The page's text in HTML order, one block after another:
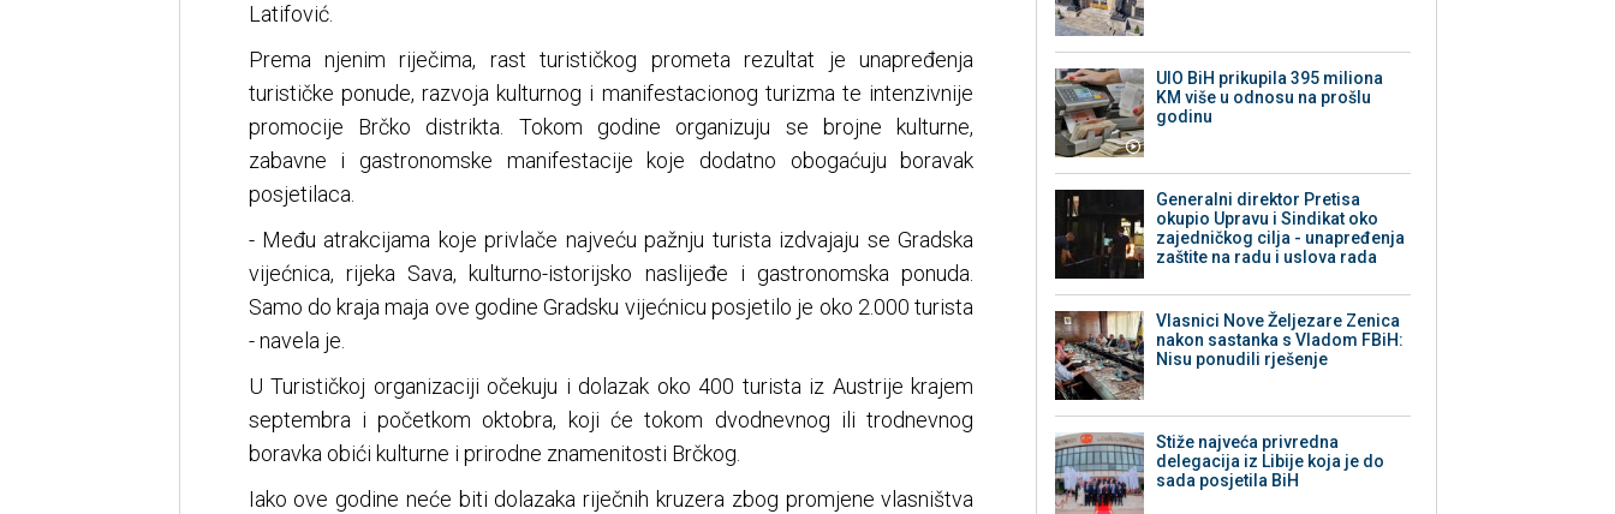
Latifović.
Prema njenim riječima, rast turističkog prometa rezultat je unapređenja
turističke ponude, razvoja kulturnog i manifestacionog turizma te intenzivnije
promocije Brčko distrikta. Tokom godine organizuju se brojne kulturne,
zabavne i gastronomske manifestacije koje dodatno obogaćuju boravak
posjetilaca.
- Među atrakcijama koje privlače najveću pažnju turista izdvajaju se Gradska
vijećnica, rijeka Sava, kulturno-istorijsko naslijeđe i gastronomska ponuda.
Samo do kraja maja ove godine Gradsku vijećnicu posjetilo je oko 2.000 turista
- navela je.
U Turističkoj organizaciji očekuju i dolazak oko 400 turista iz Austrije krajem
septembra i početkom oktobra, koji će tokom dvodnevnog ili trodnevnog
boravka obići kulturne i prirodne znamenitosti Brčkog.
Iako ove godine neće biti dolazaka riječnih kruzera zbog promjene vlasništva
UIO BiH prikupila 395 miliona
KM više u odnosu na prošlu
godinu
Generalni direktor Pretisa
okupio Upravu i Sindikat oko
zajedničkog cilja - unapređenja
zaštite na radu i uslova rada
Vlasnici Nove Željezare Zenica
nakon sastanka s Vladom FBiH:
Nisu ponudili rješenje
Stiže najveća privredna
delegacija iz Libije koja je do
sada posjetila BiH